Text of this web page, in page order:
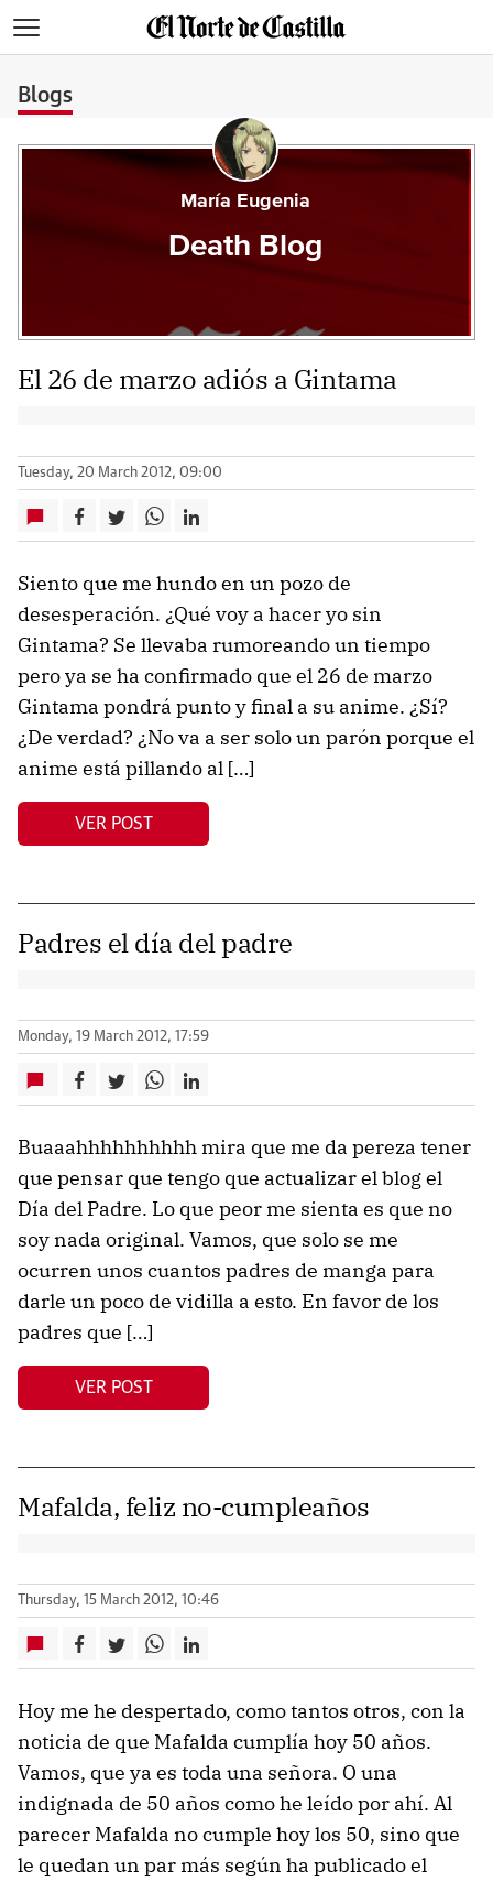
Blogs
María Eugenia
Death Blog
El 26 de marzo adiós a Gintama
Tuesday, 20 March 2012, 09:00
Siento que me hundo en un pozo de
desesperación. ¿Qué voy a hacer yo sin
Gintama? Se llevaba rumoreando un tiempo
pero ya se ha confirmado que el 26 de marzo
Gintama pondrá punto y final a su anime. ¿Sí?
¿De verdad? ¿No va a ser solo un parón porque el
anime está pillando al […]
VER POST
Padres el día del padre
Monday, 19 March 2012, 17:59
Buaaahhhhhhhhhh mira que me da pereza tener
que pensar que tengo que actualizar el blog el
Día del Padre. Lo que peor me sienta es que no
soy nada original. Vamos, que solo se me
ocurren unos cuantos padres de manga para
darle un poco de vidilla a esto. En favor de los
padres que […]
VER POST
Mafalda, feliz no-cumpleaños
Thursday, 15 March 2012, 10:46
Hoy me he despertado, como tantos otros, con la
noticia de que Mafalda cumplía hoy 50 años.
Vamos, que ya es toda una señora. O una
indignada de 50 años como he leído por ahí. Al
parecer Mafalda no cumple hoy los 50, sino que
le quedan un par más según ha publicado el